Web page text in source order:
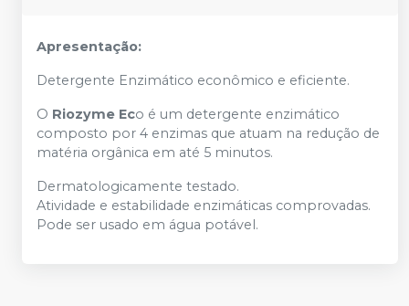
Apresentação:
Detergente Enzimático econômico e eficiente.
O Riozyme Eco é um detergente enzimático
composto por 4 enzimas que atuam na redução de
matéria orgânica em até 5 minutos.
Dermatologicamente testado.
Atividade e estabilidade enzimáticas comprovadas.
Pode ser usado em água potável.